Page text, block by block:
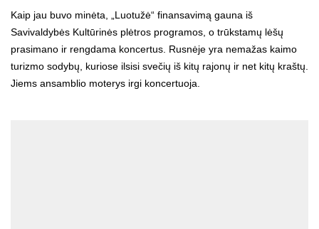
Kaip jau buvo minėta, „Luotužė“ finansavimą gauna iš
Savivaldybės Kultūrinės plėtros programos, o trūkstamų lėšų
prasimano ir rengdama koncertus. Rusnėje yra nemažas kaimo
turizmo sodybų, kuriose ilsisi svečių iš kitų rajonų ir net kitų kraštų.
Jiems ansamblio moterys irgi koncertuoja.